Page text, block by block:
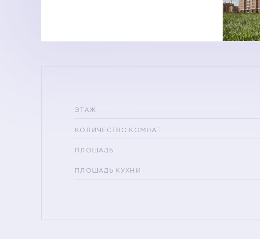
ЭТАЖ
КОЛИЧЕСТВО КОМНАТ
ПЛОЩАДЬ
ПЛОЩАДЬ КУХНИ